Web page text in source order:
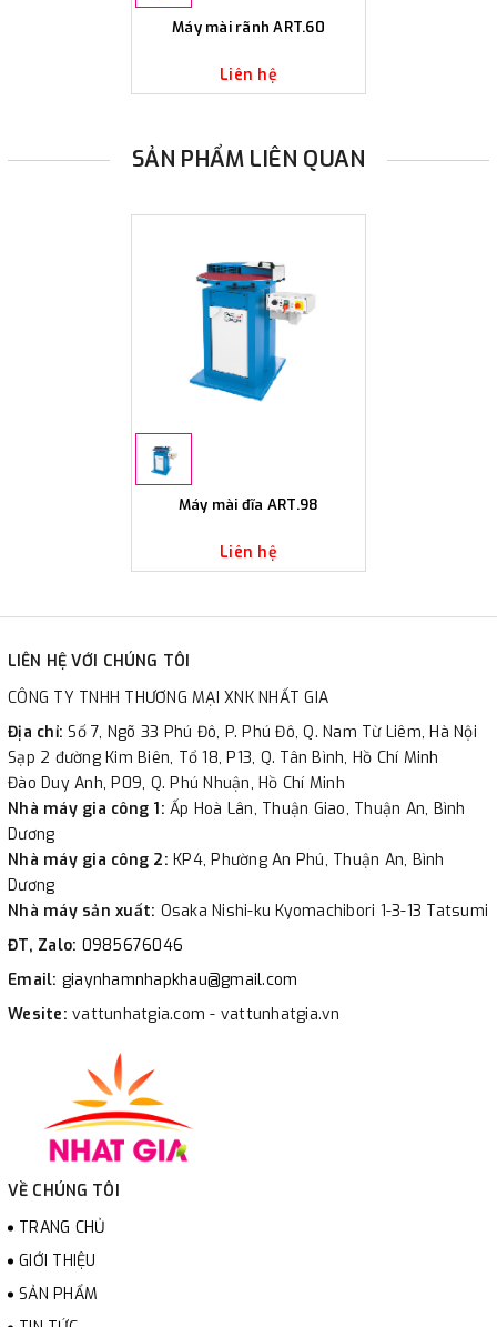
Máy mài rãnh ART.60
Liên hệ
SẢN PHẨM LIÊN QUAN
Máy mài đĩa ART.98
Liên hệ
LIÊN HỆ VỚI CHÚNG TÔI
CÔNG TY TNHH THƯƠNG MẠI XNK NHẤT GIA
Địa chỉ:Số 7, Ngõ 33 Phú Đô, P. Phú Đô, Q. Nam Từ Liêm, Hà Nội
Sạp 2 đường Kim Biên, Tổ 18, P13, Q. Tân Bình, Hồ Chí Minh
Đào Duy Anh, P09, Q. Phú Nhuận, Hồ Chí Minh
Nhà máy gia công 1: Ấp Hoà Lân, Thuận Giao, Thuận An, Bình
Dương
Nhà máy gia công 2: KP4, Phường An Phú, Thuận An, Bình
Dương
Nhà máy sản xuất: Osaka Nishi-ku Kyomachibori 1-3-13 Tatsumi
ĐT, Zalo: 0985676046
Email: giaynhamnhapkhau@gmail.com
Wesite: vattunhatgia.com - vattunhatgia.vn
VỀ CHÚNG TÔI
TRANG CHỦ
GIỚI THIỆU
SẢN PHẨM